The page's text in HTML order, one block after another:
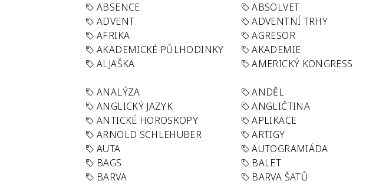
ABSENCE
ABSOLVET
ADVENT
ADVENTNÍ TRHY
AFRIKA
AGRESOR
AKADEMICKÉ PŮLHODINKY
AKADEMIE
ALJAŠKA
AMERICKÝ KONGRESS
ANALÝZA ANDĚL
ANGLICKÝ JAZYK
ANGLIČTINA
ANTICKÉ HOROSKOPY
APLIKACE
ARNOLD SCHLEHUBER
ARTIGY
AUTA
AUTOGRAMIÁDA
BAGS
BALET
BARVA
BARVA ŠATŮ